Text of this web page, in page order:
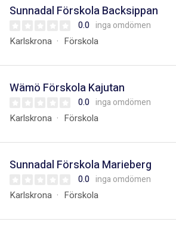
Sunnadal Förskola Backsippan
0.0 inga omdömen
Karlskrona Förskola
Wämö Förskola Kajutan
0.0 inga omdömen
Karlskrona Förskola
Sunnadal Förskola Marieberg
0.0 inga omdömen
Karlskrona Förskola